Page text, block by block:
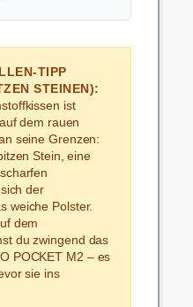
TIPP
STEINEN):
ist
dem rauen
seine Grenzen:
Stein, eine
der
weiche Polster.
dem
du zwingend das
POCKET M2 – es
sie ins